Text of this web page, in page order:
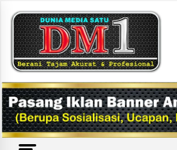
content
DM1